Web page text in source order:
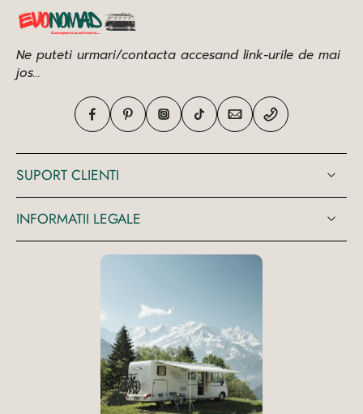
Ne puteti urmari/contacta accesand link-urile de mai
jos...
SUPORT CLIENTI
INFORMATII LEGALE